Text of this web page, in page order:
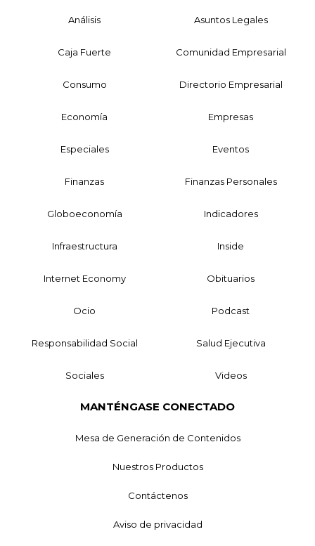
Análisis Asuntos Legales
Caja Fuerte Comunidad Empresarial
Consumo Directorio Empresarial
Economía Empresas
Especiales Eventos
Finanzas Finanzas Personales
Globoeconomía Indicadores
Infraestructura Inside
Internet Economy Obituarios
Ocio Podcast
Responsabilidad Social Salud Ejecutiva
Sociales Videos
MANTÉNGASE CONECTADO
Mesa de Generación de Contenidos
Nuestros Productos
Contáctenos
Aviso de privacidad